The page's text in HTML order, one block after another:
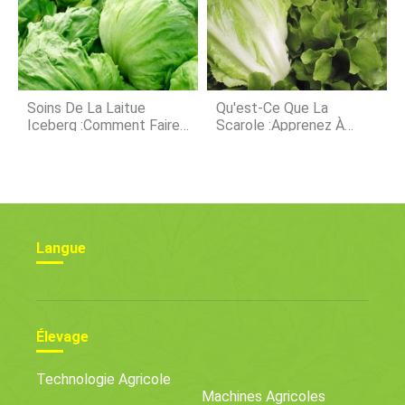
Soins De La Laitue
Iceberg :comment Faire
Qu'est-Ce Que La
Scarole :apprenez À
Langue
Élevage
Technologie Agricole
Machines Agricoles